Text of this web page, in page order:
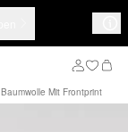
Mit Frontprint